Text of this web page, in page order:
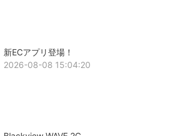
新ECアプリ登場！
2026-08-08 15:04:20